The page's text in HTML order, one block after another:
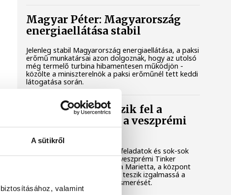
A sütikről
valamint
Magyar Péter: Magyarország
energiaellátása stabil
Jelenleg stabil Magyarország energiaellátása, a paksi
erőmű munkatársai azon dolgoznak, hogy az utolsó
még termelő turbina hibamentesen működjön -
közölte a miniszterelnök a paksi erőműnél tett keddi
látogatása során.
Játék közben fedezik fel a
tudomány világát a veszprémi
Látványos kísérletek, kreatív feladatok és sok-sok
élmény várja a gyerekeket a veszprémi Tinker
Labsben. Videónkban Balassa Marietta, a központ
vezetője mutatja be, hogyan teszik izgalmassá a
természettudományok megismerését.